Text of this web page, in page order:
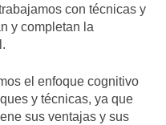
con técnicas y
y completan la
el enfoque cognitivo
y técnicas, ya que
sus ventajas y sus